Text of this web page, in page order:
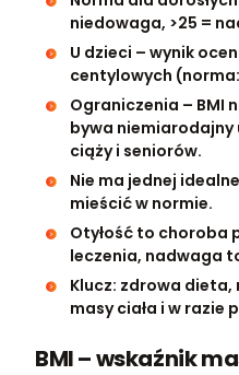
niedowaga, >25 =
U dzieci – wynik
centylowych
Ograniczenia – BMI
bywa
ciąży i seniorów.
Nie ma jednej
mieścić w normie.
Otyłość to choroba
leczenia, nadwaga
Klucz: zdrowa
masy ciała i w
BMI – wskaźnik